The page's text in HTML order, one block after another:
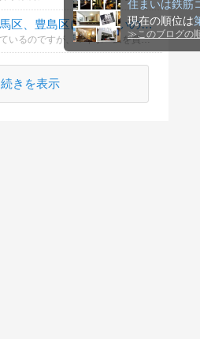
順位
北区、板橋区、練馬区、豊島区にお住まいの方は、マイホームは何がいいですか？
区内の地価が高くなっているのですが、マイホームを買うなら、東京23区内でマンション？それとも埼玉県などの郊外に一戸建てがいいですか？
続きを表示